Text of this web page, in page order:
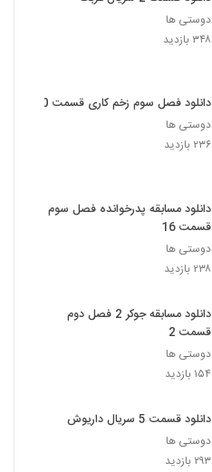
دوستی ها
۳۴۸ بازدید
دانلود فصل سوم زخم کاری قسمت 10
دوستی ها
۲۳۶ بازدید
دانلود مسابقه پدرخوانده فصل سوم
قسمت 16
دوستی ها
۲۳۸ بازدید
دانلود مسابقه جوکر 2 فصل دوم
قسمت 2
دوستی ها
۱۵۴ بازدید
دانلود قسمت 5 سریال داریوش
دوستی ها
۲۹۳ بازدید